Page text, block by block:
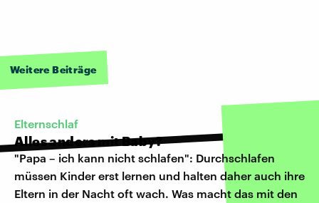
Weitere Beiträge
Elternschlaf
Alles anders mit Baby?
"Papa – ich kann nicht schlafen": Durchschlafen
müssen Kinder erst lernen und halten daher auch ihre
Eltern in der Nacht oft wach. Was macht das mit den